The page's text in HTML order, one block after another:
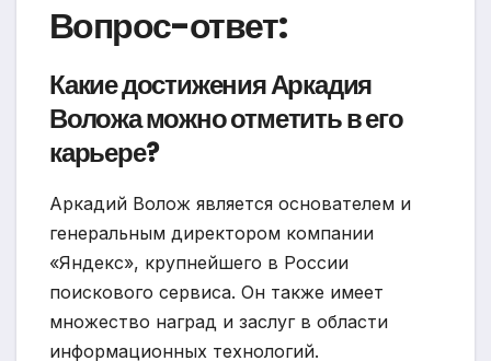
Вопрос-ответ:
Какие достижения Аркадия
Воложа можно отметить в его
карьере?
Аркадий Волож является основателем и
генеральным директором компании
«Яндекс», крупнейшего в России
поискового сервиса. Он также имеет
множество наград и заслуг в области
информационных технологий.